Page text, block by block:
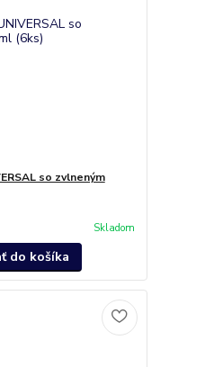
so zvlneným
Skladom
do košíka